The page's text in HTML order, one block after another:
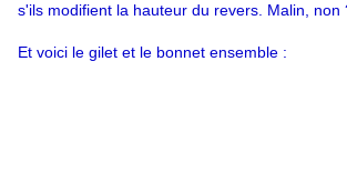
s'ils modifient la hauteur du revers. Malin, non
Et voici le gilet et le bonnet ensemble :